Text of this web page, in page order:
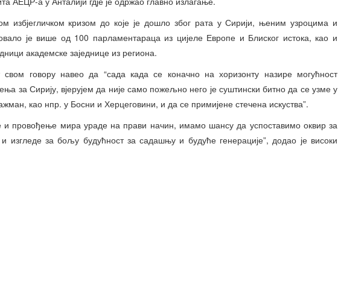
избјегличком кризом до које је дошло због рата у Сирији, њеним узроцима и
је више од 100 парламентараца из цијеле Европе и Блиског истока, као и
академске заједнице из региона.
свом говору навео да “сада када се коначно на хоризонту назире могућност
за Сирију, вјерујем да није само пожељно него је суштински битно да се узме у
као нпр. у Босни и Херцеговини, и да се примијене стечена искуства”.
и провођење мира ураде на прави начин, имамо шансу да успоставимо оквир за
изгледе за бољу будућност за садашњу и будуће генерације”, додао је високи